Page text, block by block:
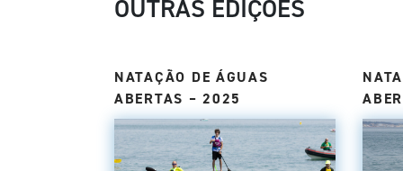
OUTRAS EDIÇÕES
NATAÇÃO DE ÁGUAS
ABERTAS – 2025